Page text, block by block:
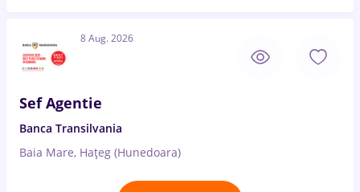
8 Aug. 2026
Sef Agentie
Banca Transilvania
Baia Mare, Hațeg (Hunedoara)